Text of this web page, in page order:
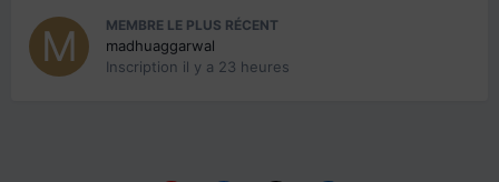
MEMBRE LE PLUS RÉCENT
madhuaggarwal
Inscription il y a 23 heures